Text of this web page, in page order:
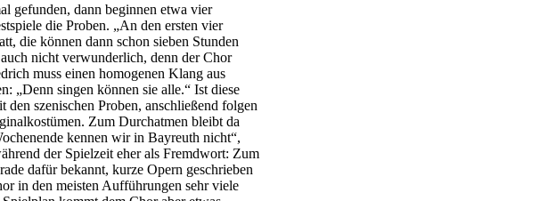
gefunden, dann beginnen etwa vier
die Proben. „An den ersten vier
die können dann schon sieben Stunden
nicht verwunderlich, denn der Chor
muss einen homogenen Klang aus
„Denn singen können sie alle.“ Ist diese
den szenischen Proben, anschließend folgen
Zum Durchatmen bleibt da
kennen wir in Bayreuth nicht“,
der Spielzeit eher als Fremdwort: Zum
dafür bekannt, kurze Opern geschrieben
in den meisten Aufführungen sehr viele